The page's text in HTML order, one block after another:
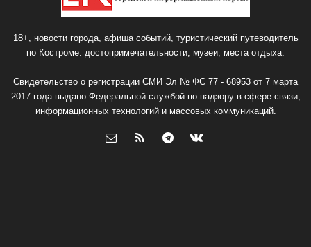
18+, новости города, афиша событий, туристический путеводитель
по Костроме: достопримечательности, музеи, места отдыха.
Свидетельство о регистрации СМИ Эл № ФС 77 - 68953 от 7 марта
2017 года выдано Федеральной службой по надзору в сфере связи,
информационных технологий и массовых коммуникаций.